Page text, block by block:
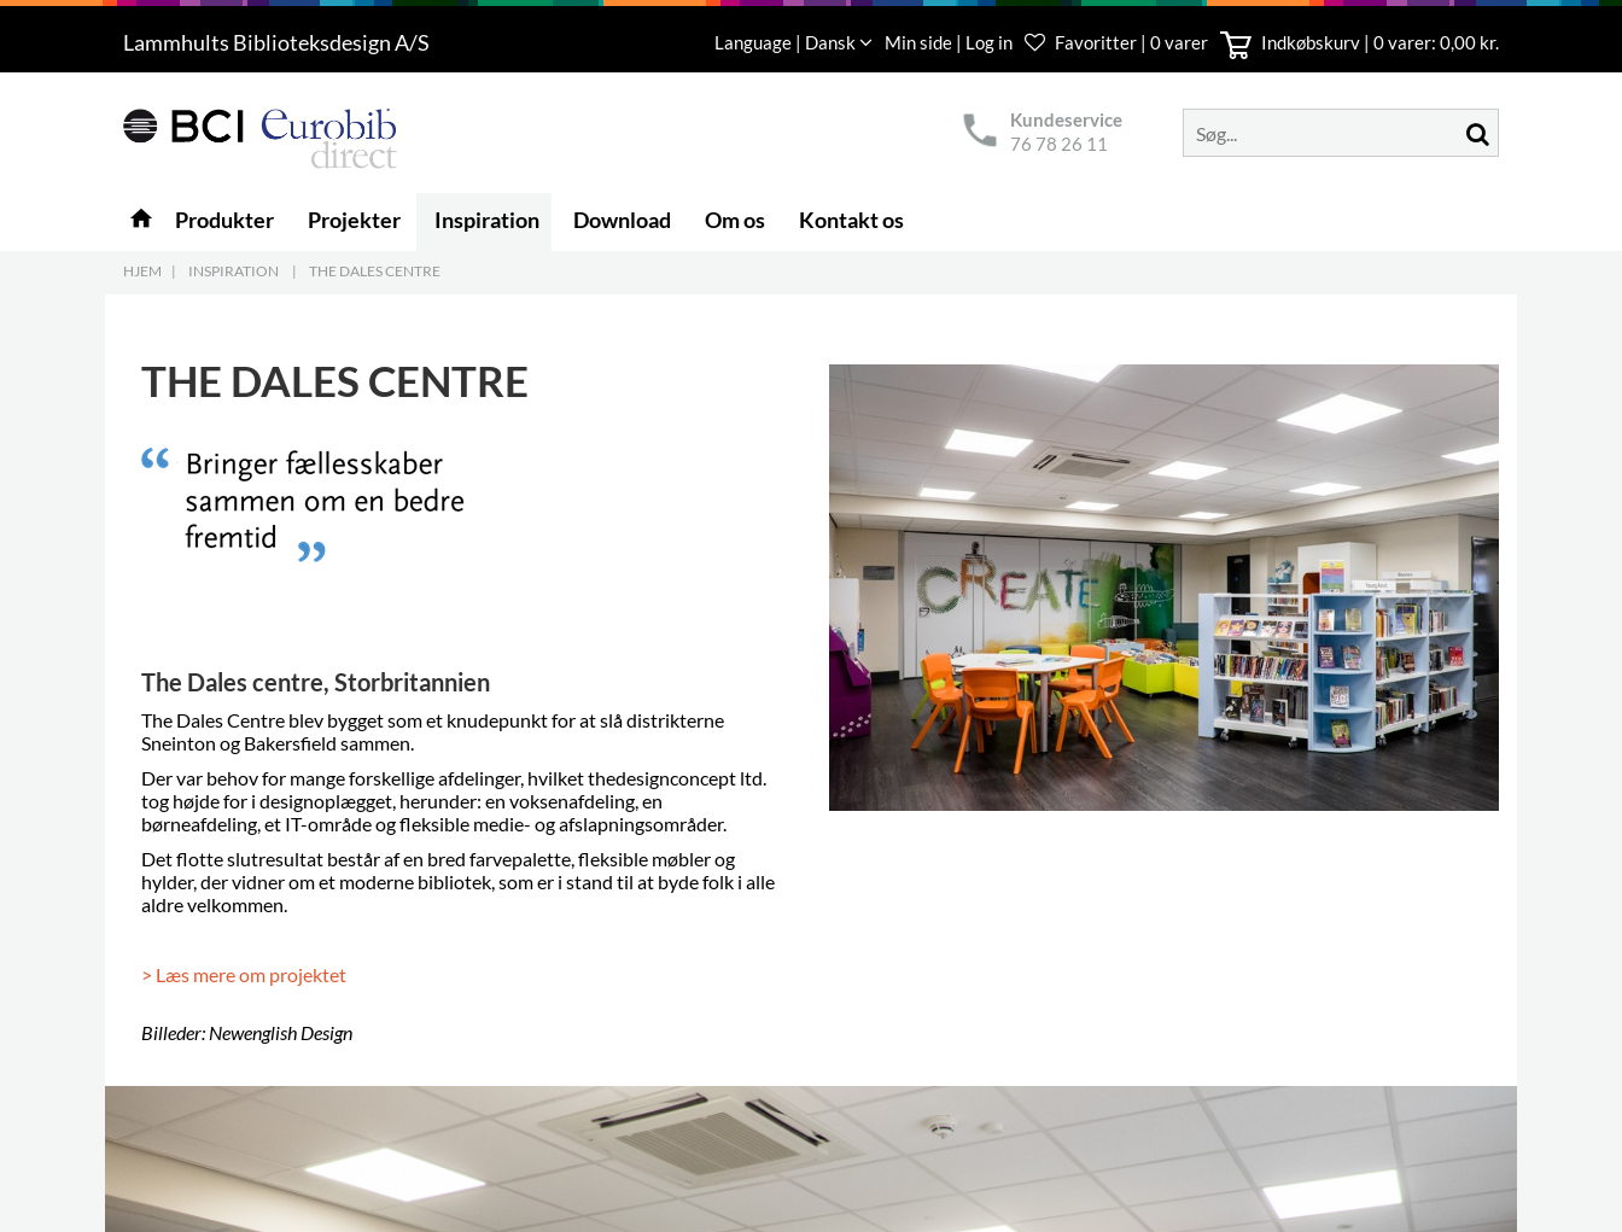
5
Produkter
Lammhults Biblioteksdesign A/S Language | Dansk Min side | Log in Favoritter | 0 varer Indkøbskurv | 0varer: 0,00 kr.
Kundeservice
76 78 26 11
home Produkter Projekter Inspiration Download Om os Kontakt os
HJEM | INSPIRATION | THE DALES CENTRE
THE DALES CENTRE
The Dales centre, Storbritannien
The Dales Centre blev bygget som et knudepunkt for at slå distrikterne
Sneinton og Bakersfield sammen.
Der var behov for mange forskellige afdelinger, hvilket thedesignconcept ltd.
tog højde for i designoplægget, herunder: en voksenafdeling, en
børneafdeling, et IT-område og fleksible medie- og afslapningsområder.
Det flotte slutresultat består af en bred farvepalette, fleksible møbler og
hylder, der vidner om et moderne bibliotek, som er i stand til at byde folk i alle
aldre velkommen.
> Læs mere om projektet
Billeder: Newenglish Design